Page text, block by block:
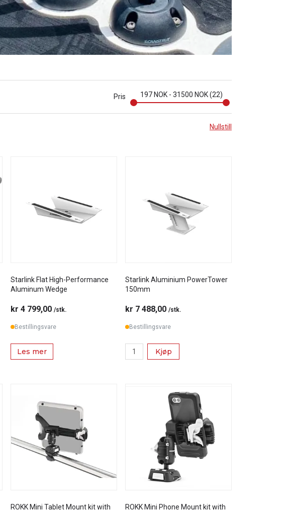
Pris 197NOK - 31500 NOK 22
Nullstill
Starlink Flat High-Performance
Aluminum Wedge
kr 4 799,00 /stk.
Bestillingsvare
Les mer
Starlink Aluminium PowerTower
150mm
kr 7 488,00 /stk.
Bestillingsvare
Kjøp
ROKK Mini Tablet Mount kit with
ROKK Mini Phone Mount kit with